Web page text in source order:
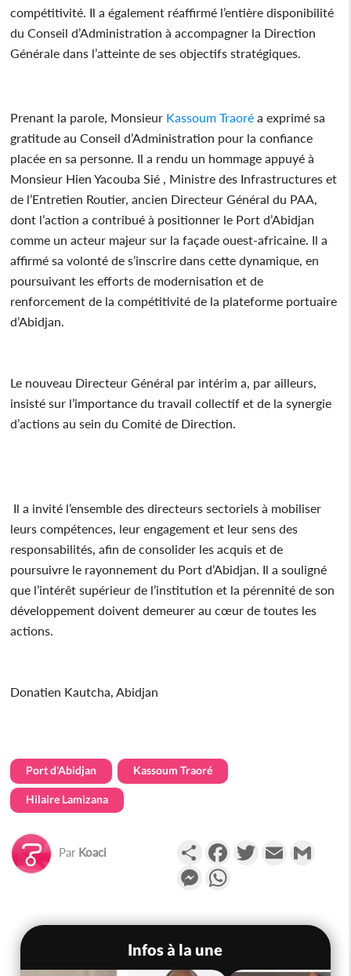
compétitivité. Il a également réaffirmé l’entière disponibilité
du Conseil d’Administration à accompagner la Direction
Générale dans l’atteinte de ses objectifs stratégiques.
Prenant la parole, Monsieur Kassoum Traoré a exprimé sa
gratitude au Conseil d’Administration pour la confiance
placée en sa personne. Il a rendu un hommage appuyé à
Monsieur Hien Yacouba Sié , Ministre des Infrastructures et
de l’Entretien Routier, ancien Directeur Général du PAA,
dont l’action a contribué à positionner le Port d’Abidjan
comme un acteur majeur sur la façade ouest-africaine. Il a
affirmé sa volonté de s’inscrire dans cette dynamique, en
poursuivant les efforts de modernisation et de
renforcement de la compétitivité de la plateforme portuaire
d’Abidjan.
Le nouveau Directeur Général par intérim a, par ailleurs,
insisté sur l’importance du travail collectif et de la synergie
d’actions au sein du Comité de Direction.
Il a invité l’ensemble des directeurs sectoriels à mobiliser
leurs compétences, leur engagement et leur sens des
responsabilités, afin de consolider les acquis et de
poursuivre le rayonnement du Port d’Abidjan. Il a souligné
que l’intérêt supérieur de l’institution et la pérennité de son
développement doivent demeurer au cœur de toutes les
actions.
Donatien Kautcha, Abidjan
Port d'Abidjan Kassoum Traoré
Hilaire Lamizana
Par Koaci PartagerFacebookTwitterEmail
Messenger
Infos à la une